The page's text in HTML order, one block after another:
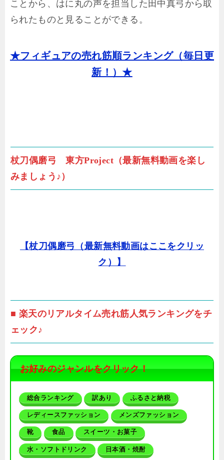
ことから、はに丸の声を担当した田中真弓から取
られたものと見ることができる。
★フィギュアの売れ筋順ランキング（毎日更
新！）★
杖刀偶磨弓 東方Project（最新無料動画を楽し
みましょう♪）
【杖刀偶磨弓（最新無料動画はここをクリッ
ク）】
■ 楽天のリアルタイム売れ筋人気ランキングをチ
ェック♪
お好みのジャンルをクリック！
総合ランキング 訳あり ふるさと納税
レディースファッション メンズファッション
靴 食品 スイーツ・お菓子
水・ソフトドリンク 日本酒・焼酎